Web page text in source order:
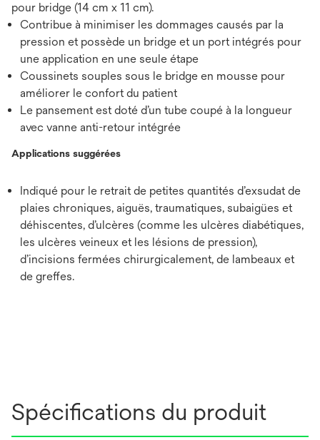
pour bridge (14 cm x 11 cm).
Contribue à minimiser les dommages causés par la
pression et possède un bridge et un port intégrés pour
une application en une seule étape
Coussinets souples sous le bridge en mousse pour
améliorer le confort du patient
Le pansement est doté d’un tube coupé à la longueur
avec vanne anti-retour intégrée
Applications suggérées
Indiqué pour le retrait de petites quantités d’exsudat de
plaies chroniques, aiguës, traumatiques, subaigües et
déhiscentes, d’ulcères (comme les ulcères diabétiques,
les ulcères veineux et les lésions de pression),
d’incisions fermées chirurgicalement, de lambeaux et
de greffes.
Spécifications du produit